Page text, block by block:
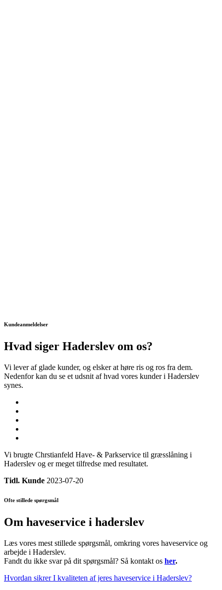
Kundeanmeldelser
Hvad siger Haderslev om os?
Vi lever af glade kunder, og elsker at høre ris og ros fra dem.
Nedenfor kan du se et udsnit af hvad vores kunder i Haderslev
synes.
Vi brugte Chrstianfeld Have- & Parkservice til græsslåning i
Haderslev og er meget tilfredse med resultatet.
Tidl. Kunde 2023-07-20
Ofte stillede spørgsmål
Om haveservice i haderslev
Læs vores mest stillede spørgsmål, omkring vores haveservice og
arbejde i Haderslev.
Fandt du ikke svar på dit spørgsmål? Så kontakt os her.
Hvordan sikrer I kvaliteten af jeres haveservice i Haderslev?